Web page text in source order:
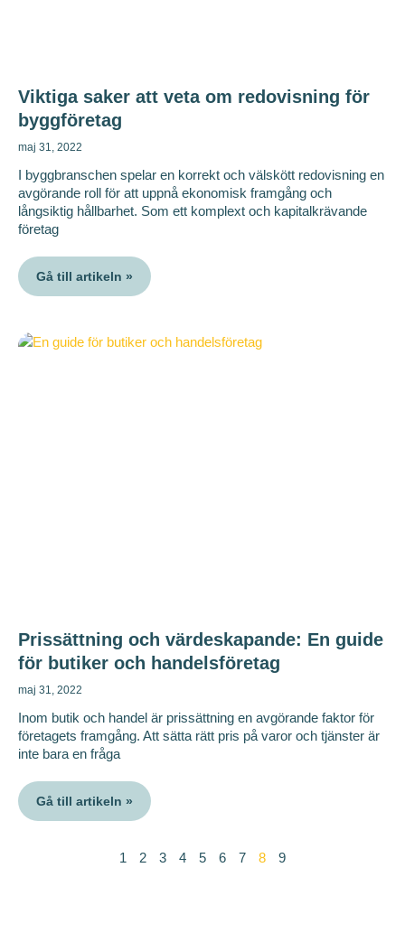
Viktiga saker att veta om redovisning för
byggföretag
maj 31, 2022
I byggbranschen spelar en korrekt och välskött redovisning en
avgörande roll för att uppnå ekonomisk framgång och
långsiktig hållbarhet. Som ett komplext och kapitalkrävande
företag
Gå till artikeln »
Prissättning och värdeskapande: En guide
för butiker och handelsföretag
maj 31, 2022
Inom butik och handel är prissättning en avgörande faktor för
företagets framgång. Att sätta rätt pris på varor och tjänster är
inte bara en fråga
Gå till artikeln »
1 2 3 4 5 6 7 8 9